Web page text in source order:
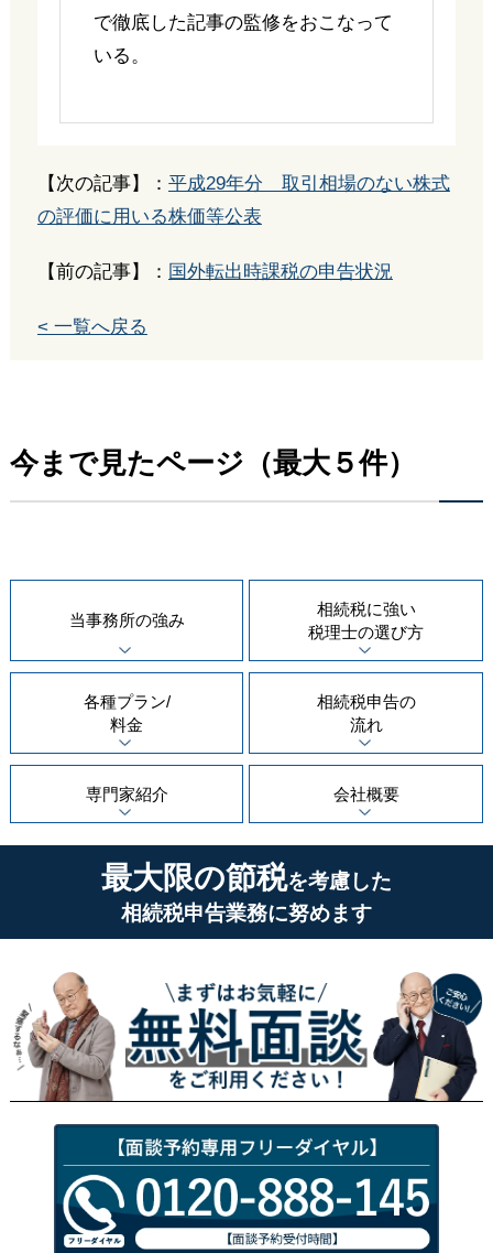
で徹底した記事の監修をおこなって
いる。
【次の記事】： 平成29年分 取引相場のない株式
の評価に用いる株価等公表
【前の記事】： 国外転出時課税の申告状況
< 一覧へ戻る
今まで見たページ（最大５件）
当事務所の強み
相続税に強い
税理士の選び方
各種プラン/
料金
相続税申告の
流れ
専門家紹介 会社概要
最大限の節税を考慮した
相続税申告業務に努めます